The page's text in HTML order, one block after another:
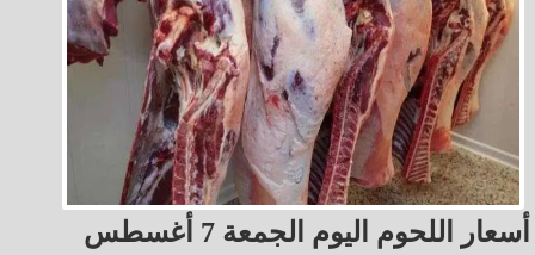
أسعار اللحوم اليوم الجمعة 7 أغسطس